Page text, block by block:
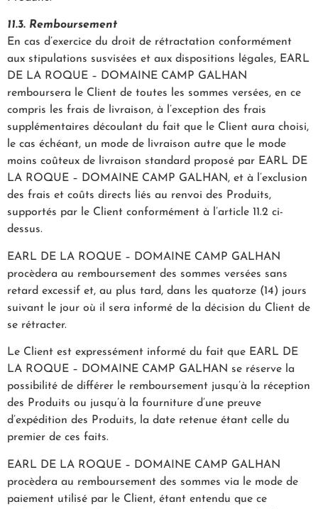
11.3. Remboursement
En cas d’exercice du droit de rétractation conformément
aux stipulations susvisées et aux dispositions légales, EARL
DE LA ROQUE – DOMAINE CAMP GALHAN
remboursera le Client de toutes les sommes versées, en ce
compris les frais de livraison, à l’exception des frais
supplémentaires découlant du fait que le Client aura choisi,
le cas échéant, un mode de livraison autre que le mode
moins coûteux de livraison standard proposé par EARL DE
LA ROQUE – DOMAINE CAMP GALHAN, et à l’exclusion
des frais et coûts directs liés au renvoi des Produits,
supportés par le Client conformément à l’article 11.2 ci-
dessus.
EARL DE LA ROQUE – DOMAINE CAMP GALHAN
procèdera au remboursement des sommes versées sans
retard excessif et, au plus tard, dans les quatorze (14) jours
suivant le jour où il sera informé de la décision du Client de
se rétracter.
Le Client est expressément informé du fait que EARL DE
LA ROQUE – DOMAINE CAMP GALHAN se réserve la
possibilité de différer le remboursement jusqu’à la réception
des Produits ou jusqu’à la fourniture d’une preuve
d’expédition des Produits, la date retenue étant celle du
premier de ces faits.
EARL DE LA ROQUE – DOMAINE CAMP GALHAN
procèdera au remboursement des sommes via le mode de
paiement utilisé par le Client, étant entendu que ce